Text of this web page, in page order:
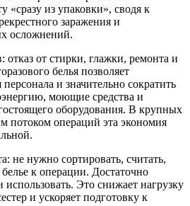
«сразу из упаковки», сводя к
заражения и
осложнений.
отказ от стирки, глажки, ремонта и
белья позволяет
и значительно сократить
моющие средства и
оборудования. В крупных
потоком операций эта экономия
не нужно сортировать, считать,
белье к операции. Достаточно
использовать. Это снижает нагрузку
и ускоряет подготовку к